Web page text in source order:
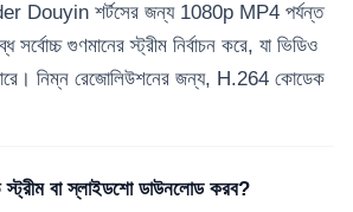
Douyin শর্টসের জন্য 1080p MP4 পর্যন্ত
গুণমানের স্ট্রীম নির্বাচন করে, যা ভিডিও
নিম্ন রেজোলিউশনের জন্য, H.264 কোডেক
বা স্লাইডশো ডাউনলোড করব?